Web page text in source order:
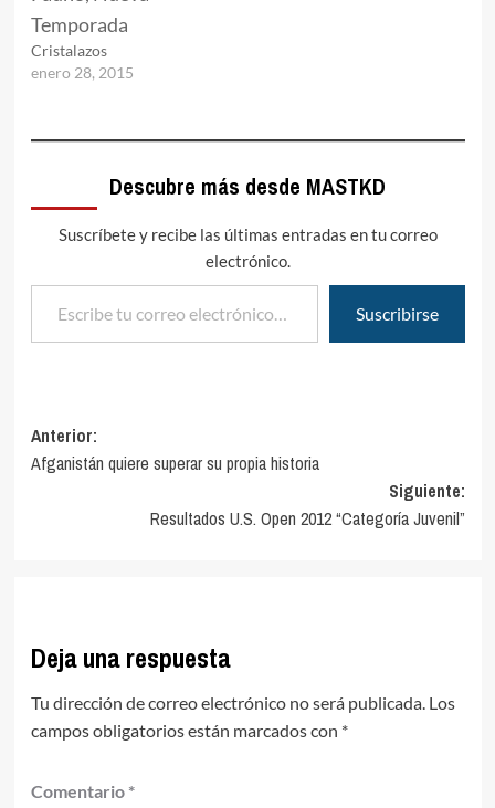
Cristalazos
enero 28, 2015
Descubre más desde MASTKD
Suscríbete y recibe las últimas entradas en tu correo
electrónico.
Escribe tu correo electrónico…
Suscribirse
Navegación
de
Anterior:
Afganistán quiere superar su propia historia
Siguiente:
Resultados U.S. Open 2012 “Categoría Juvenil”
Deja una respuesta
Tu dirección de correo electrónico no será publicada. Los
campos obligatorios están marcados con *
Comentario *